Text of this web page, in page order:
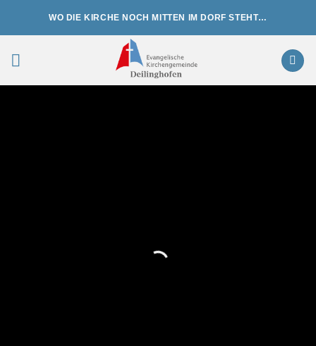
WO DIE KIRCHE NOCH MITTEN IM DORF STEHT…